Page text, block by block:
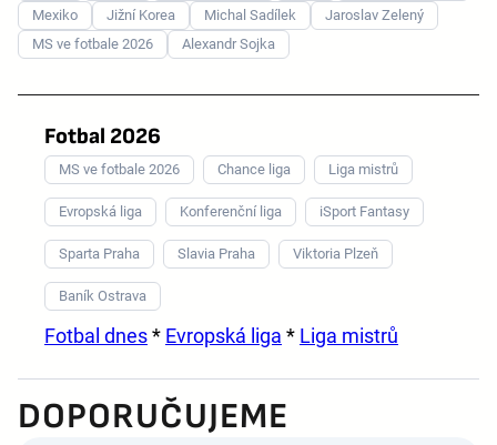
Mexiko
Jižní Korea Michal Sadílek
Jaroslav Zelený
MS ve fotbale 2026
Alexandr Sojka
Fotbal 2026
MS ve fotbale 2026 Chance liga Liga mistrů
Evropská liga Konferenční liga iSport Fantasy
Sparta Praha Slavia Praha Viktoria Plzeň
Baník Ostrava
Fotbal dnes* Evropská liga * Liga mistrů
DOPORUČUJEME